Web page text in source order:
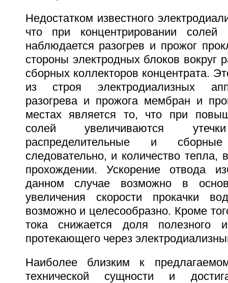
Недостатком известного
что при концентрировании солей
наблюдается разогрев и прожог
стороны электродных блоков вокруг
сборных коллекторов концентрата.
из строя электродиализных
разогрева и прожога мембран и
местах является то, что при
солей увеличиваются
распределительные и
следовательно, и количество тепла,
прохождении. Ускорение отвода
данном случае возможно в
увеличения скорости прокачки
возможно и целесообразно. Кроме
тока снижается доля полезного
протекающего через
Наиболее близким к
технической сущности и